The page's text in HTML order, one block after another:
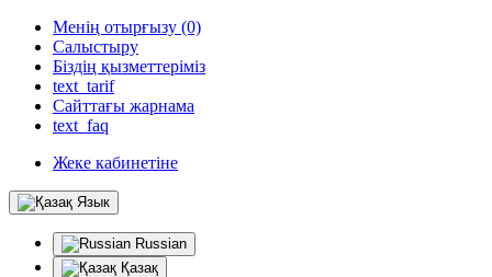
Менің отырғызу (0)
Салыстыру
Біздің қызметтеріміз
text_tarif
Сайттағы жарнама
text_faq
Жеке кабинетіне
Язык
Russian
Қазақ